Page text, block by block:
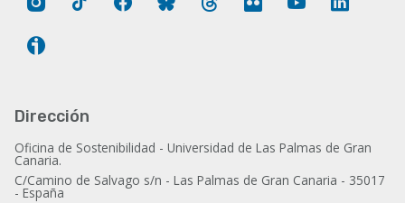
Dirección
Oficina de Sostenibilidad - Universidad de Las Palmas de Gran
Canaria.
C/Camino de Salvago s/n - Las Palmas de Gran Canaria - 35017
- España